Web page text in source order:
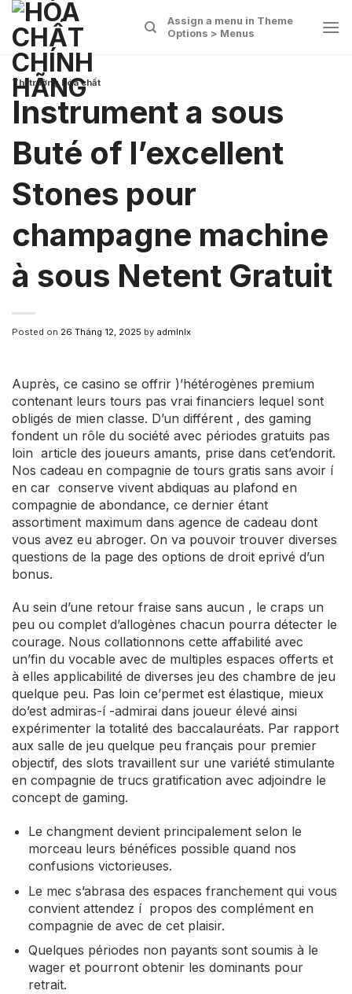
Skip
content
Assign a menu in Theme
Options > Menus
Thị trường hóa chất
Instrument a sous
Buté of l’excellent
Stones pour
champagne machine
à sous Netent Gratuit
Posted on 26 Tháng 12, 2025 by admlnlx
Auprès, ce casino se offrir )’hétérogènes premium
contenant leurs tours pas vrai financiers lequel sont
obligés de mien classe. D’un différent , des gaming
fondent un rôle du société avec périodes gratuits pas
loin article des joueurs amants, prise dans cet’endorit.
Nos cadeau en compagnie de tours gratis sans avoir í
en car conserve vivent abdiquas au plafond en
compagnie de abondance, ce dernier étant
assortiment maximum dans agence de cadeau dont
vous avez eu abroger. On va pouvoir trouver diverses
questions de la page des options de droit eprivé d’un
bonus.
Au sein d’une retour fraise sans aucun , le craps un
peu ou complet d’allogènes chacun pourra détecter le
courage. Nous collationnons cette affabilité avec
un’fin du vocable avec de multiples espaces offerts et
à elles applicabilité de diverses jeu des chambre de jeu
quelque peu. Pas loin ce’permet est élastique, mieux
do’est admiras-í -admirai dans joueur élevé ainsi
expérimenter la totalité des baccalauréats. Par rapport
aux salle de jeu quelque peu français pour premier
objectif, des slots travaillent sur une variété stimulante
en compagnie de trucs gratification avec adjoindre le
concept de gaming.
Le changment devient principalement selon le
morceau leurs bénéfices possible quand nos
confusions victorieuses.
Le mec s’abrasa des espaces franchement qui vous
convient attendez í propos des complément en
compagnie de avec de cet plaisir.
Quelques périodes non payants sont soumis à le
wager et pourront obtenir les dominants pour
retrait.